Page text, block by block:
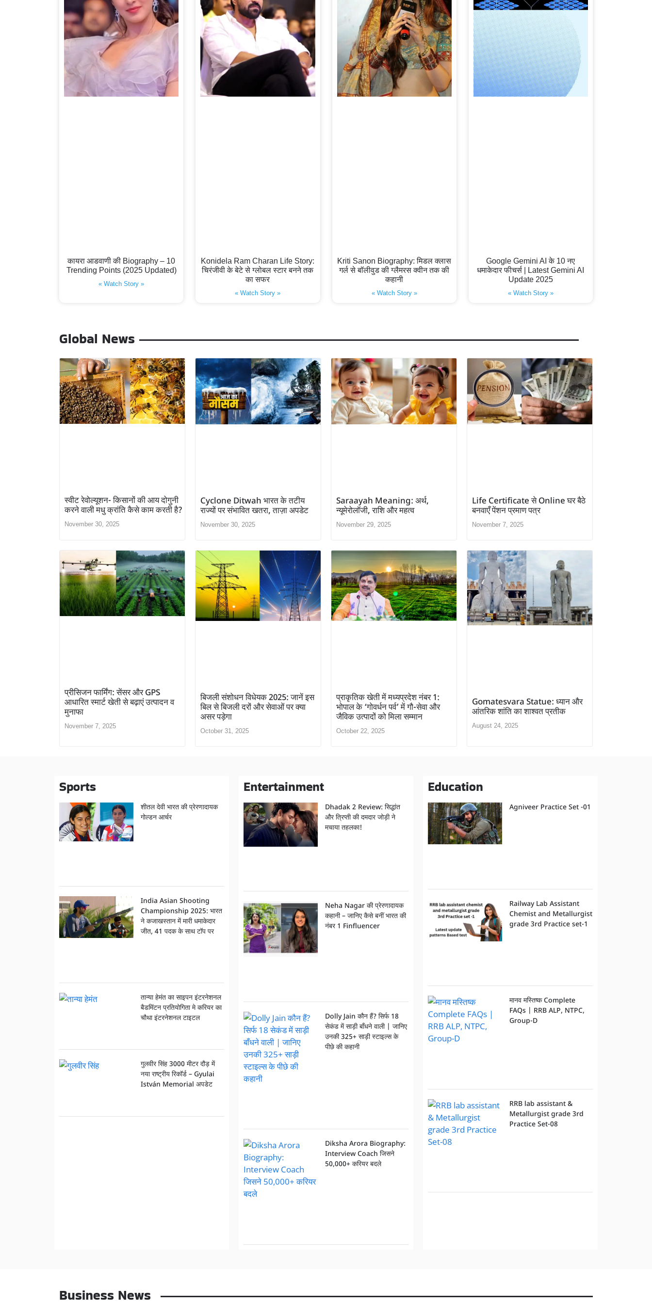
कायरा आडवाणी की Biography – 10
Trending Points (2025 Updated)
« Watch Story »
Konidela Ram Charan Life Story:
चिरंजीवी के बेटे से ग्लोबल स्टार बनने तक
का सफर
« Watch Story »
Kriti Sanon Biography: मिडल क्लास
गर्ल से बॉलीवुड की ग्लैमरस क्वीन तक की
कहानी
« Watch Story »
Google Gemini AI के 10 नए
धमाकेदार फीचर्स | Latest Gemini AI
Update 2025
« Watch Story »
Global News
स्वीट रेवोल्यूशन- किसानों की आय दोगुनी
करने वाली मधु क्रांति कैसे काम करती है?
November 30, 2025
Cyclone Ditwah भारत के तटीय
राज्यों पर संभावित खतरा, ताज़ा अपडेट
November 30, 2025
Saraayah Meaning: अर्थ,
न्यूमेरोलॉजी, राशि और महत्व
November 29, 2025
Life Certificate से Online घर बैठे
बनवाएँ पेंशन प्रमाण पत्र
November 7, 2025
प्रीसिजन फार्मिंग: सेंसर और GPS
आधारित स्मार्ट खेती से बढ़ाएं उत्पादन व
मुनाफा
November 7, 2025
बिजली संशोधन विधेयक 2025: जानें इस
बिल से बिजली दरों और सेवाओं पर क्या
असर पड़ेगा
October 31, 2025
प्राकृतिक खेती में मध्यप्रदेश नंबर 1:
भोपाल के ‘गोवर्धन पर्व’ में गौ-सेवा और
जैविक उत्पादों को मिला सम्मान
October 22, 2025
Gomatesvara Statue: ध्यान और
आंतरिक शांति का शाश्वत प्रतीक
August 24, 2025
Sports
शीतल देवी भारत की प्रेरणादायक
गोल्डन आर्चर
India Asian Shooting
Championship 2025: भारत
ने कजाखस्तान में मारी धमाकेदार
जीत, 41 पदक के साथ टॉप पर
तान्या हेमंत का साइपन इंटरनेशनल
बैडमिंटन प्रतियोगिता मे करियर का
चौथा इंटरनेशनल टाइटल
गुलवीर सिंह 3000 मीटर दौड़ में
नया राष्ट्रीय रिकॉर्ड – Gyulai
István Memorial अपडेट
Entertainment
Dhadak 2 Review: सिद्धांत
और त्रिप्ती की दमदार जोड़ी ने
मचाया तहलका!
Neha Nagar की प्रेरणादायक
कहानी – जानिए कैसे बनीं भारत की
नंबर 1 Finfluencer
Dolly Jain कौन हैं? सिर्फ 18
सेकंड में साड़ी बाँधने वाली | जानिए
उनकी 325+ साड़ी स्टाइल्स के
पीछे की कहानी
Diksha Arora Biography:
Interview Coach जिसने
50,000+ करियर बदले
Education
Agniveer Practice Set -01
Railway Lab Assistant
Chemist and Metallurgist
grade 3rd Practice set-1
मानव मस्तिष्क Complete
FAQs | RRB ALP, NTPC,
Group-D
RRB lab assistant &
Metallurgist grade 3rd
Practice Set-08
Business News